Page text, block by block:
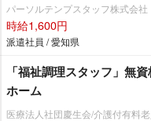
パーソルテンプスタッフ株式会社
時給1,600円
派遣社員 / 愛知県
「福祉調理スタッフ」無
ホーム
医療法人社団慶生会/介護付有料